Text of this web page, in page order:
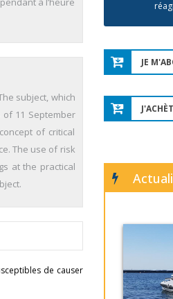
subject, which
11 September
of critical
The use of risk
at the practical
de causer
JE